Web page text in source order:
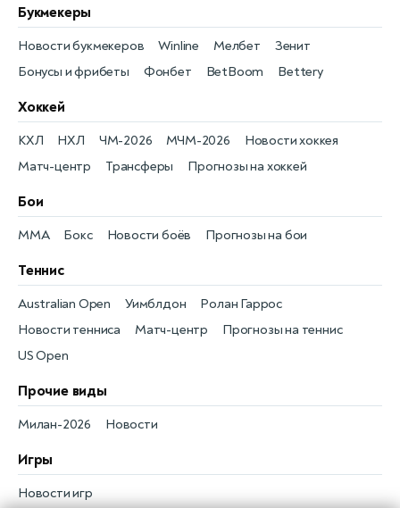
Букмекеры
Бонусы и фрибеты
Новости букмекеров
Фонбет
Winline
BetBoom
Мелбет
Bettery
Зенит
Хоккей
Новости хоккея
КХЛ
Матч-центр
НХЛ
Трансферы
ЧМ-2026
Прогнозы на хоккей
МЧМ-2026
Бои
Новости боёв
MMA Прогнозы на бои
Бокс
Теннис
Новости тенниса
Australian Open
Матч-центр
Уимблдон
Прогнозы на теннис
Ролан Гаррос
US Open
Прочие виды
Новости
Милан-2026
Игры
Новости игр